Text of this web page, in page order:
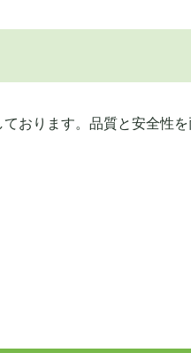
おります。品質と安全性